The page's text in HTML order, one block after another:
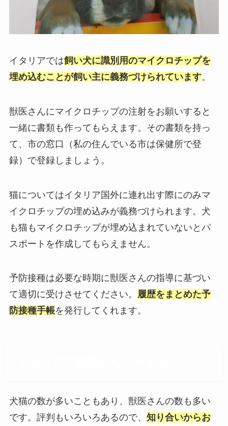
イタリアでは飼い犬に識別用のマイクロチップを
埋め込むことが飼い主に義務づけられています。
獣医さんにマイクロチップの注射をお願いすると
一緒に書類も作ってもらえます。その書類を持っ
て、市の窓口（私の住んでいる市は保健所で登
録）で登録しましょう。
猫についてはイタリア国外に連れ出す際にのみマ
イクロチップの埋め込みが義務づけられます。犬
も猫もマイクロチップが埋め込まれていないとパ
スポートを作成してもらえません。
予防接種は必要な時期に獣医さんの指導に基づい
て適切に受けさせてください。 履歴をまとめた予
防接種手帳を発行してくれます。
犬猫の数が多いこともあり、獣医さんの数も多い
です。評判もいろいろあるので、 知り合いからお